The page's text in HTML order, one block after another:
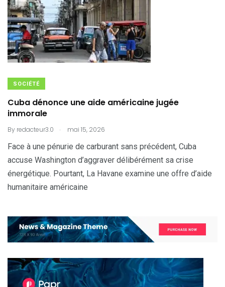
SOCIÉTÉ
Cuba dénonce une aide américaine jugée
immorale
By redacteur3.0 . mai 15, 2026
Face à une pénurie de carburant sans précédent, Cuba
accuse Washington d’aggraver délibérément sa crise
énergétique. Pourtant, La Havane examine une offre d’aide
humanitaire américaine